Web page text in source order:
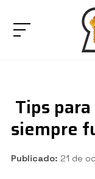
Tips
siempre
Publicado: 21 de